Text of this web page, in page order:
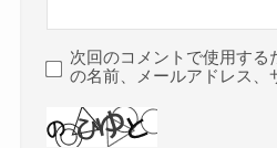
次回のコメントで使用する
の名前、メールアドレス、